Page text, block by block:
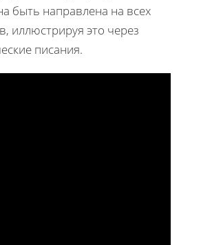
быть направлена на всех
иллюстрируя это через
писания.